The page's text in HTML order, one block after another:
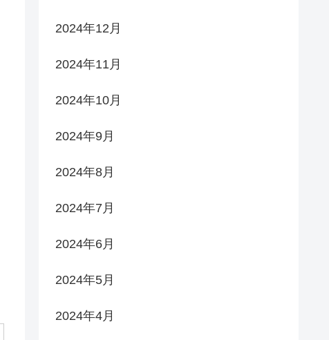
2024年12月
2024年11月
2024年10月
2024年9月
2024年8月
2024年7月
2024年6月
2024年5月
2024年4月